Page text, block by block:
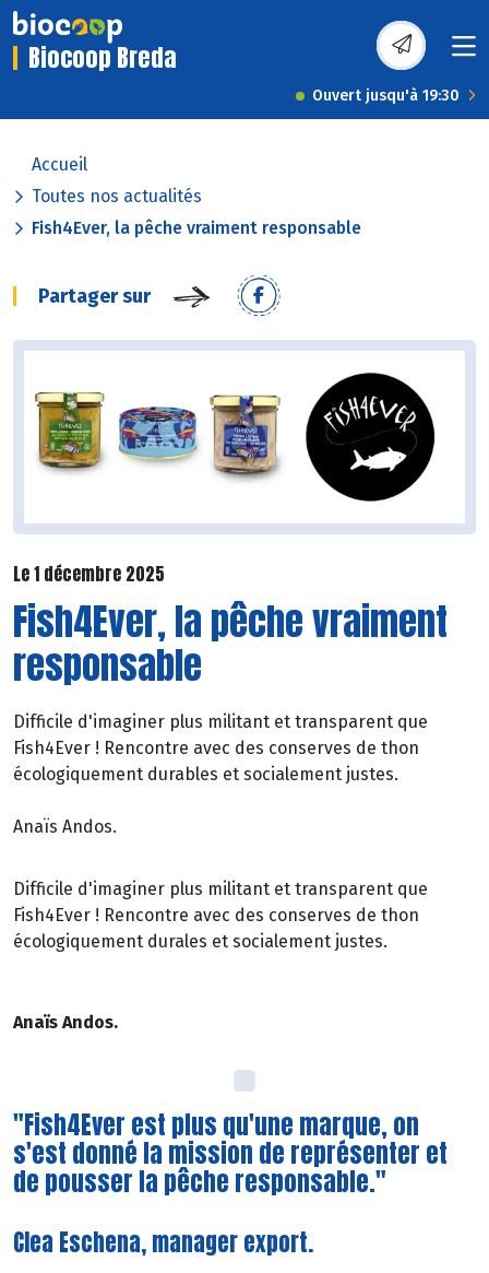
Biocoop Breda
Ouvert jusqu'à 19:30
Accueil
Toutes nos actualités
Fish4Ever, la pêche vraiment responsable
Partager sur
Le 1 décembre 2025
Fish4Ever, la pêche vraiment
responsable
Difficile d'imaginer plus militant et transparent que
Fish4Ever ! Rencontre avec des conserves de thon
écologiquement durables et socialement justes.
Anaïs Andos.
Difficile d'imaginer plus militant et transparent que
Fish4Ever ! Rencontre avec des conserves de thon
écologiquement durales et socialement justes.
Anaïs Andos.
"Fish4Ever est plus qu'une marque, on
s'est donné la mission de représenter et
de pousser la pêche responsable."
Clea Eschena, manager export.